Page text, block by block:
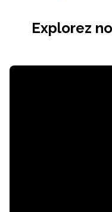
Inspirez-
Personnalisez nos
Explorez